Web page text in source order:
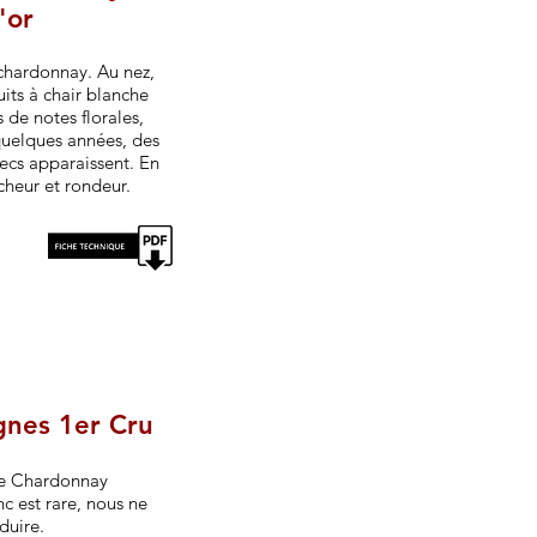
Au nez,
à chair blanche
notes florales,
années, des
apparaissent. En
et rondeur.
1er Cru
Chardonnay
est rare, nous ne